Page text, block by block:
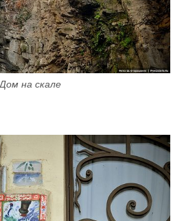
Дом на скале